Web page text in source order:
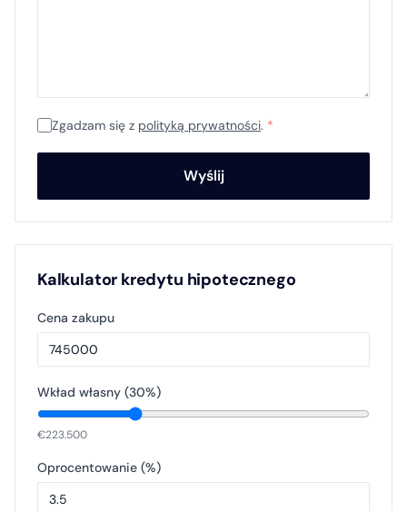
Zgadzam się z polityką prywatności. *
Wyślij
Kalkulator kredytu hipotecznego
Cena zakupu
Wkład własny (30%)
€223.500
Oprocentowanie (%)